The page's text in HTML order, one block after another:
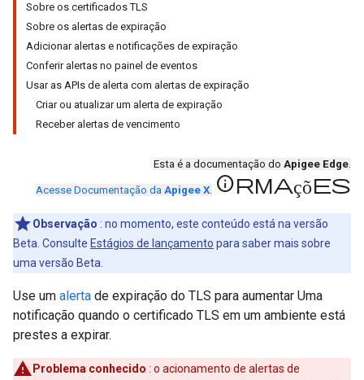
Sobre os certificados TLS
Sobre os alertas de expiração
Adicionar alertas e notificações de expiração
Conferir alertas no painel de eventos
Usar as APIs de alerta com alertas de expiração
Criar ou atualizar um alerta de expiração
Receber alertas de vencimento
Esta é a documentação do Apigee Edge.
Acesse Documentação da Apigee X. informações
Observação : no momento, este conteúdo está na versão
Beta. Consulte Estágios de lançamento para saber mais sobre
uma versão Beta.
Use um alerta de expiração do TLS para aumentar Uma
notificação quando o certificado TLS em um ambiente está
prestes a expirar.
Problema conhecido : o acionamento de alertas de